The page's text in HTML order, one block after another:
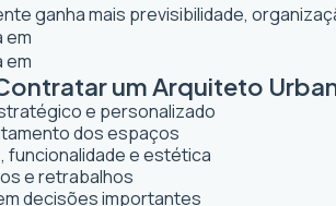
ganha mais previsibilidade,
um Arquiteto
e personalizado
dos espaços
funcionalidade e estética
e retrabalhos
decisões importantes